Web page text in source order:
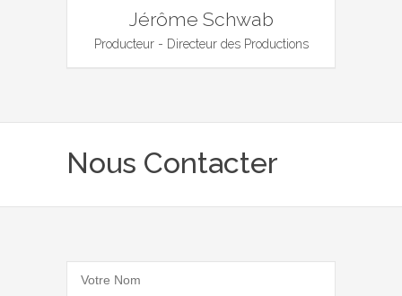
Jérôme Schwab
Producteur - Directeur des Productions
Nous Contacter